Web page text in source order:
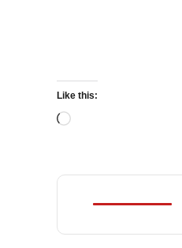
Like this:
Loading…